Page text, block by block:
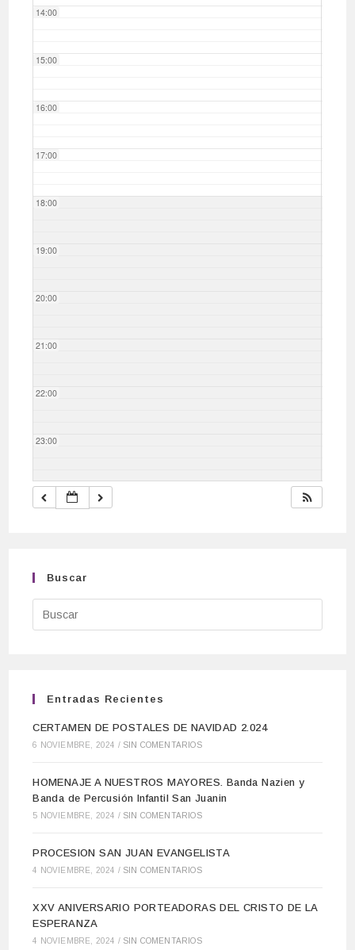
14:00
15:00
16:00
17:00
18:00
19:00
20:00
21:00
22:00
23:00
Buscar
Entradas Recientes
CERTAMEN DE POSTALES DE NAVIDAD 2.024
6 NOVIEMBRE, 2024 / SIN COMENTARIOS
HOMENAJE A NUESTROS MAYORES. Banda Nazien y
Banda de Percusión Infantil San Juanin
5 NOVIEMBRE, 2024 / SIN COMENTARIOS
PROCESION SAN JUAN EVANGELISTA
4 NOVIEMBRE, 2024 / SIN COMENTARIOS
XXV ANIVERSARIO PORTEADORAS DEL CRISTO DE LA
ESPERANZA
4 NOVIEMBRE, 2024 / SIN COMENTARIOS